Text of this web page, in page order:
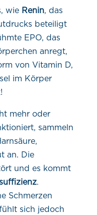
wie Renin, das
beteiligt
EPO, das
anregt,
von Vitamin D,
im Körper
mehr oder
sammeln
an. Die
und es kommt
.
Schmerzen
sich jedoch